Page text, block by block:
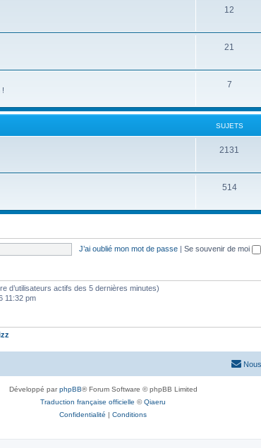
12
21
!
7
SUJETS
2131
514
J’ai oublié mon mot de passe | Se souvenir de moi
d’utilisateurs actifs des 5 dernières minutes)
11:32 pm
Développé parphpBB® Forum Software © phpBB Limited
Traduction française officielle ©Qiaeru
Confidentialité | Conditions